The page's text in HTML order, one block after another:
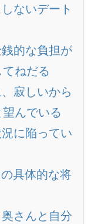
ないデート
的な負担が
ねだる
寂しいから
んでいる
に陥ってい
具体的な将
さんと自分